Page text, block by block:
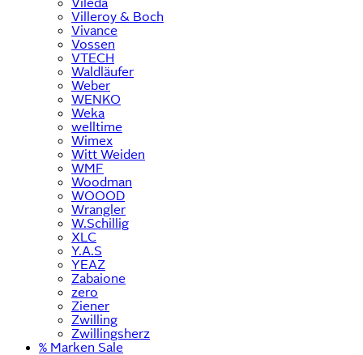
Villeroy & Boch
Vivance
Vossen
VTECH
Waldläufer
Weber
WENKO
Weka
welltime
Wimex
Witt Weiden
WMF
Woodman
WOOOD
Wrangler
W.Schillig
XLC
Y.A.S
YEAZ
Zabaione
zero
Ziener
Zwilling
Zwillingsherz
% Marken Sale